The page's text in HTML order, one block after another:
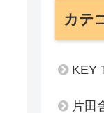
カテ
KEY
片田